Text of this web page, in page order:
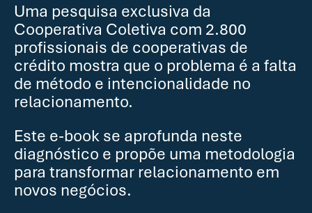
Uma pesquisa exclusiva da
Cooperativa Coletiva com 2.800
profissionais de cooperativas de
crédito mostra que o problema é a falta
de método e intencionalidade no
relacionamento.
Este e-book se aprofunda neste
diagnóstico e propõe uma metodologia
para transformar relacionamento em
novos negócios.